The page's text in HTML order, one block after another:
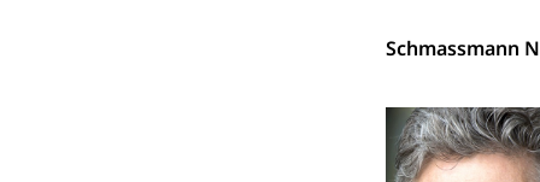
Kantonsrat
Schmassmann
Soziales
Fachstelle